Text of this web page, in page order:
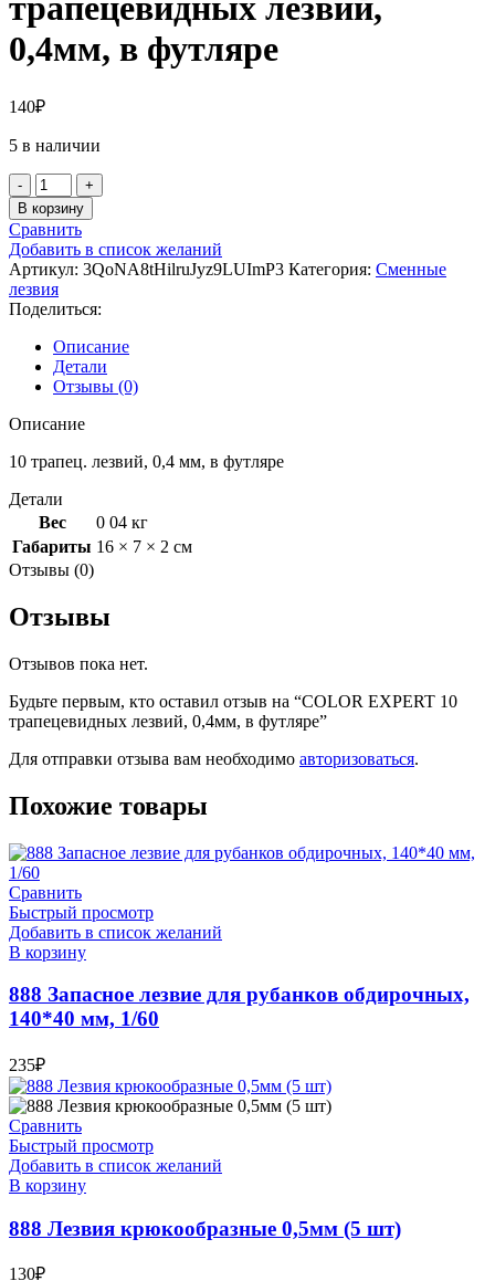
трапецевидных лезвий,
0,4мм, в футляре
140₽
5 в наличии
Количество
товара
COLOR
EXPERT
10
трапецевидных
лезвий,
0,4мм,
в
футляре
В корзину
Сравнить
Добавить в список желаний
Артикул: 3QoNA8tHilruJyz9LUImP3 Категория: Сменные
лезвия
Поделиться:
Описание
Детали
Отзывы (0)
Описание
10 трапец. лезвий, 0,4 мм, в футляре
Детали
Вес
0 04 кг
Габариты 16 × 7 × 2 см
Отзывы (0)
Отзывы
Отзывов пока нет.
Будьте первым, кто оставил отзыв на “COLOR EXPERT 10
трапецевидных лезвий, 0,4мм, в футляре”
Для отправки отзыва вам необходимо авторизоваться.
Похожие товары
Сравнить
Быстрый просмотр
Добавить в список желаний
В корзину
888 Запасное лезвие для рубанков обдирочных,
140*40 мм, 1/60
235₽
Сравнить
Быстрый просмотр
Добавить в список желаний
В корзину
888 Лезвия крюкообразные 0,5мм (5 шт)
130₽